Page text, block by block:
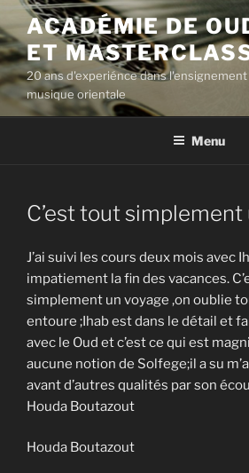
Aller
au
contenu
principal
ACADÉMIE DE
ET
20 ans d'experiénce dans
musique orientale
Menu
C’est tout simplement
J’ai suivi les cours deux mois avec
impatiement la fin des vacances.
simplement un voyage ,on oublie
entoure ;Ihab est dans le détail et
avec le Oud et c’est ce qui est
aucune notion de Solfege;il a su
avant d’autres qualités par son
Houda Boutazout
Houda Boutazout